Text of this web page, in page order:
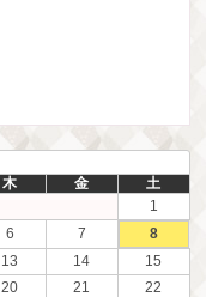
木 金 土
1
6 7
8
13 14
15
20 21
22